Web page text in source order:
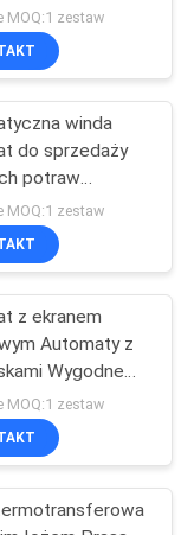
36
sprzedające
automaty
MOQ:1 zestaw
winda
do sprzedaży
potraw
do sprzedaży
MOQ:1 zestaw
z ekranem
Automaty z
Wygodne
na sprzedaż
MOQ:1 zestaw